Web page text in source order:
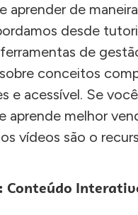
aprender de
desde
de
conceitos
e acessível. Se
aprende melhor
vídeos são o
Conteúdo